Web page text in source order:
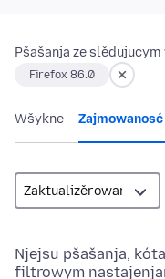
Pšašanja ze
Firefox 86.0
Wšykne
Njejsu pšašanja,
filtrowym